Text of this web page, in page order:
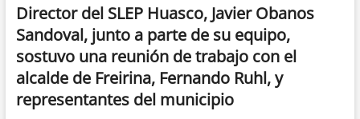
Director del SLEP Huasco, Javier Obanos
Sandoval, junto a parte de su equipo,
sostuvo una reunión de trabajo con el
alcalde de Freirina, Fernando Ruhl, y
representantes del municipio